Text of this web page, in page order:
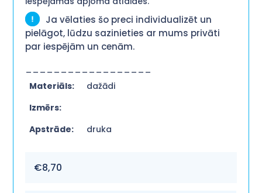
Ja vēlaties šo preci individualizēt un
pielāgot, lūdzu sazinieties ar mums privāti
par iespējām un cenām.
Materiāls:
dažādi
Izmērs:
Apstrāde:
druka
€8,70